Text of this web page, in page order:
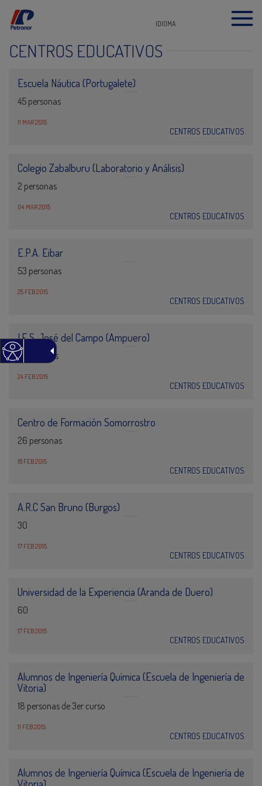
IDIOMA
CENTROS EDUCATIVOS
Escuela Náutica (Portugalete)
45 personas
11 MAR 2015
CENTROS EDUCATIVOS
Colegio Zabalburu (Laboratorio y Análisis)
2 personas
04 MAR 2015
CENTROS EDUCATIVOS
E.P.A. Eibar
53 personas
25 FEB 2015
CENTROS EDUCATIVOS
I.E.S. José del Campo (Ampuero)
41 personas
24 FEB 2015
CENTROS EDUCATIVOS
Centro de Formación Somorrostro
26 personas
18 FEB 2015
CENTROS EDUCATIVOS
A.R.C San Bruno (Burgos)
30
17 FEB 2015
CENTROS EDUCATIVOS
Universidad de la Experiencia (Aranda de Duero)
60
17 FEB 2015
CENTROS EDUCATIVOS
Alumnos de Ingeniería Química (Escuela de Ingeniería de
Vitoria)
18 personas de 3er curso
11 FEB 2015
CENTROS EDUCATIVOS
Alumnos de Ingeniería Química (Escuela de Ingeniería de